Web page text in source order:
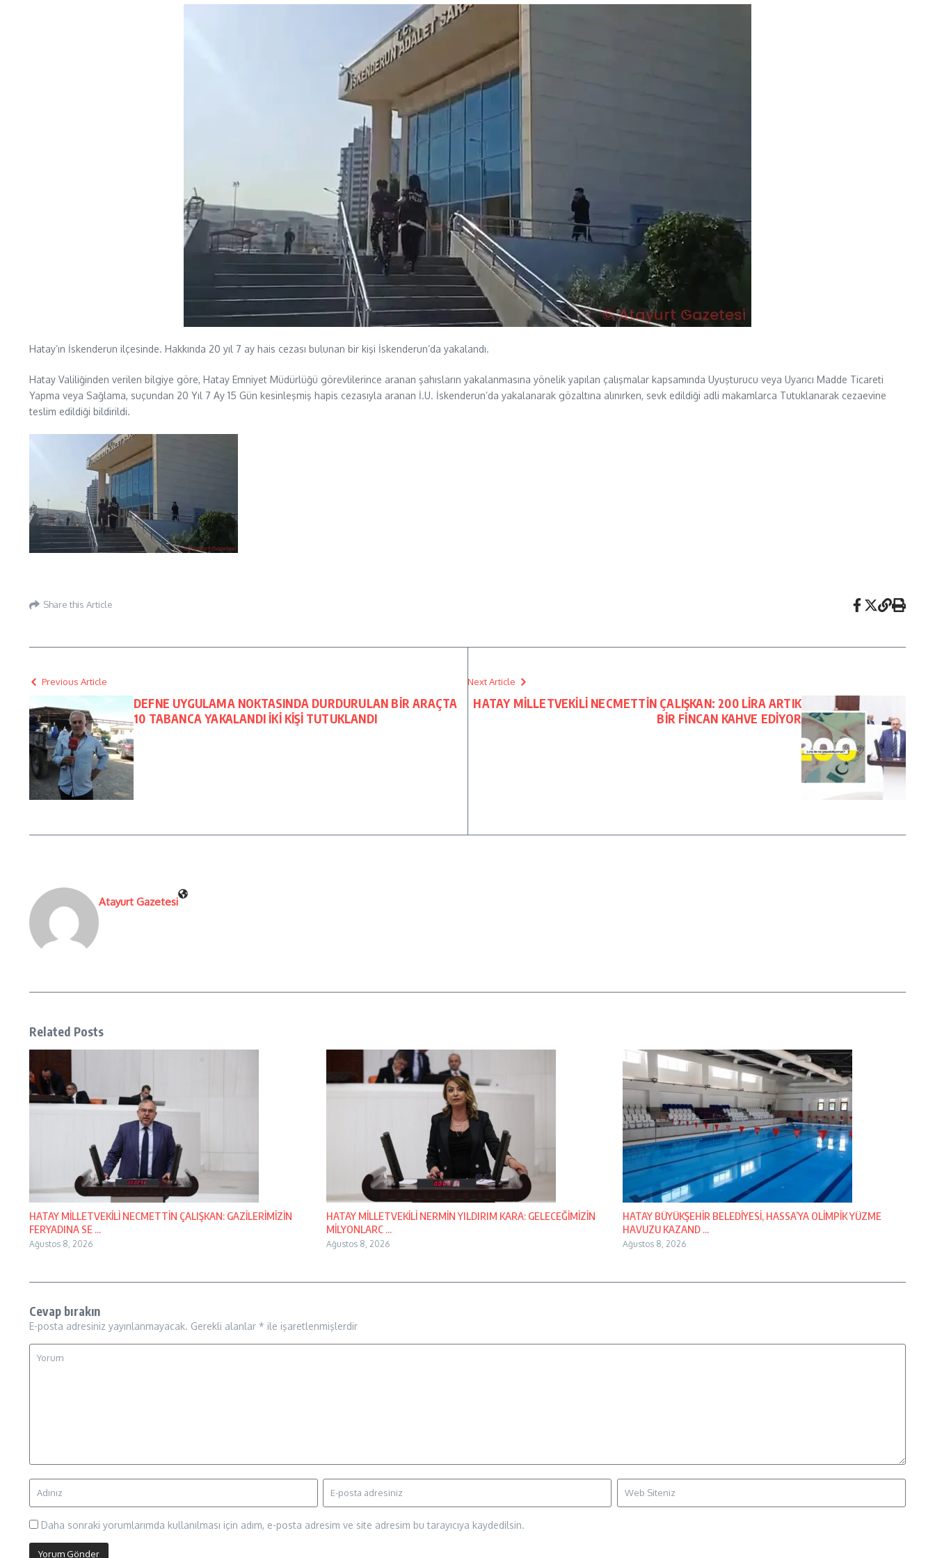
Hatay’ın İskenderun ilçesinde. Hakkında 20 yıl 7 ay hais cezası bulunan bir kişi İskenderun’da yakalandı.
Hatay Valiliğinden verilen bilgiye göre, Hatay Emniyet Müdürlüğü görevlilerince aranan şahısların yakalanmasına yönelik yapılan çalışmalar kapsamında Uyuşturucu veya Uyarıcı Madde Ticareti
Yapma veya Sağlama, suçundan 20 Yıl 7 Ay 15 Gün kesinleşmiş hapis cezasıyla aranan İ.U. İskenderun’da yakalanarak gözaltına alınırken, sevk edildiği adli makamlarca Tutuklanarak cezaevine
teslim edildiği bildirildi.
Share this Article
Previous Article
DEFNE UYGULAMA NOKTASINDA DURDURULAN BİR ARAÇTA
10 TABANCA YAKALANDI İKİ KİŞİ TUTUKLANDI
Next Article
HATAY MİLLETVEKİLİ NECMETTİN ÇALIŞKAN: 200 LİRA ARTIK
BİR FİNCAN KAHVE EDİYOR
Atayurt Gazetesi
Related Posts
HATAY MİLLETVEKİLİ NECMETTİN ÇALIŞKAN: GAZİLERİMİZİN
FERYADINA SE ...
Ağustos 8, 2026
HATAY MİLLETVEKİLİ NERMİN YILDIRIM KARA: GELECEĞİMİZİN
MİLYONLARC ...
Ağustos 8, 2026
HATAY BÜYÜKŞEHİR BELEDİYESİ, HASSA’YA OLİMPİK YÜZME
HAVUZU KAZAND ...
Ağustos 8, 2026
Cevap bırakın
E-posta adresiniz yayınlanmayacak. Gerekli alanlar * ile işaretlenmişlerdir
Daha sonraki yorumlarımda kullanılması için adım, e-posta adresim ve site adresim bu tarayıcıya kaydedilsin.